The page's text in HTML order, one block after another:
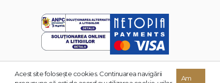
© 2026 Grupul Editorial TREI. Toate drepturile rezervate.
Acest site foloseşte cookies. Continuarea navigării
Am